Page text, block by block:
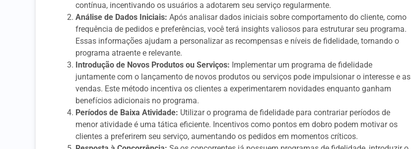
contínua, incentivando os usuários a adotarem seu serviço regularmente.
Análise de Dados Iniciais: Após analisar dados iniciais sobre comportamento do cliente, como
frequência de pedidos e preferências, você terá insights valiosos para estruturar seu programa.
Essas informações ajudam a personalizar as recompensas e níveis de fidelidade, tornando o
programa atraente e relevante.
Introdução de Novos Produtos ou Serviços: Implementar um programa de fidelidade
juntamente com o lançamento de novos produtos ou serviços pode impulsionar o interesse e as
vendas. Este método incentiva os clientes a experimentarem novidades enquanto ganham
benefícios adicionais no programa.
Períodos de Baixa Atividade: Utilizar o programa de fidelidade para contrariar períodos de
menor atividade é uma tática eficiente. Incentivos como pontos em dobro podem motivar os
clientes a preferirem seu serviço, aumentando os pedidos em momentos críticos.